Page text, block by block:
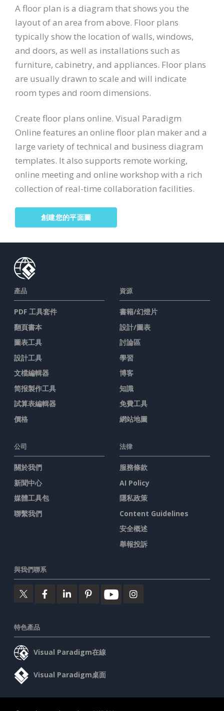
A floor plan is a diagram that shows you the
layout of an area from above. Floor plans
typically show the location of walls, windows,
and doors, as well as installations such as
furniture, cabinetry, and appliances. Floor plans
are usually drawn to scale and will indicate
room types and room dimensions.
Create floor plans online. Visual Paradigm
Online features an online floor plan maker and a
large variety of technical and business diagram
templates. It also supports remote working,
online meeting and online workshop with a rich
collection of real-time collaboration facilities.
創建您的平面圖
產品
PDF 工具套件
翻頁書本
圖表工具
設計工具
文檔編輯器
简报製作工具
試算表編輯器
價格
資源
書籍/幻燈片
設計/圖表
討論區
學習
博客
知識
免費工具
網站地圖
公司
關於我們
新聞中心
媒體工具包
聯繫我們
法律
服務條款
AI Policy
隱私政策
Content Guidelines
安全概述
舉報投訴
與我們聯系
特色產品
Visual Paradigm在線
Visual Paradigm桌面